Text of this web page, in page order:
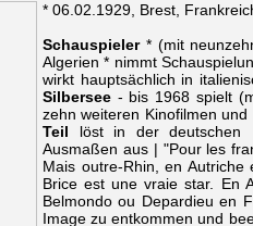
* 06.02.1929, Brest,
Schauspieler* (mit
Algerien * nimmt
wirkt hauptsächlich in
Silbersee - bis 1968 spielt
zehn weiteren Kinofilmen
Teil löst in der deutschen
Ausmaßen aus | "Pour les
Mais outre-Rhin, en
Brice est une vraie star. En
Belmondo ou Depardieu en
Image zu entkommen und